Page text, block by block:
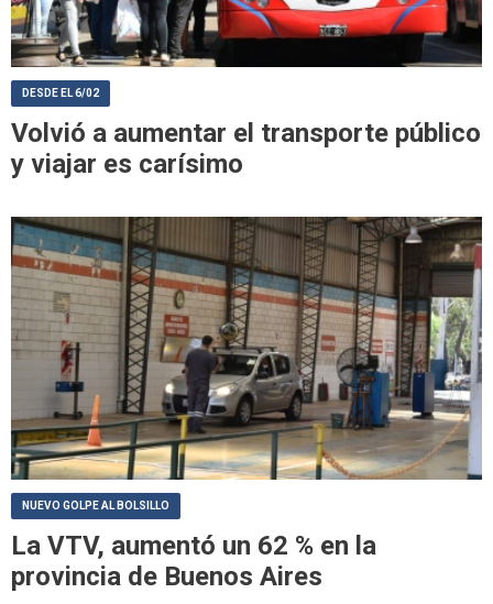
DESDE EL 6/02
Volvió a aumentar el transporte público
y viajar es carísimo
NUEVO GOLPE AL BOLSILLO
La VTV, aumentó un 62 % en la
provincia de Buenos Aires